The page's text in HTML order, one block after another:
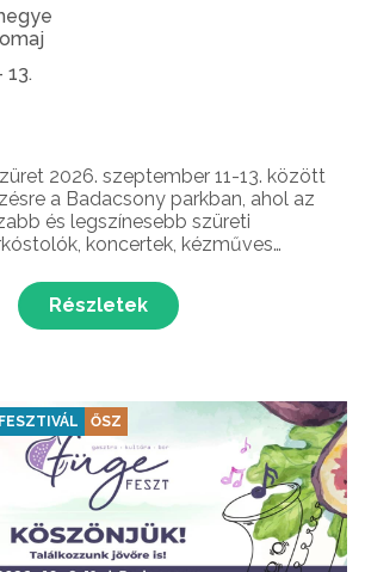
13.
2026. szeptember 11-13. között
a Badacsony parkban, ahol az
és legszínesebb szüreti
koncertek, kézműves
várja a badacsonyi borok
Részletek
FESZTIVÁL ŐSZ